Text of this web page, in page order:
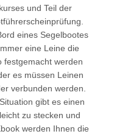
und Teil der
eines Segelbootes
eine Leine die
festgemacht werden
es müssen Leinen
verbunden werden.
gibt es einen
zu stecken und
werden Ihnen die